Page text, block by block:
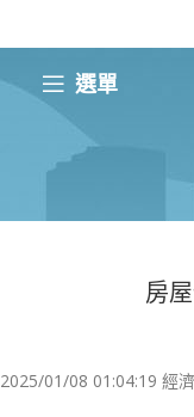
選單
房
2025/01/08 01:04:19 經